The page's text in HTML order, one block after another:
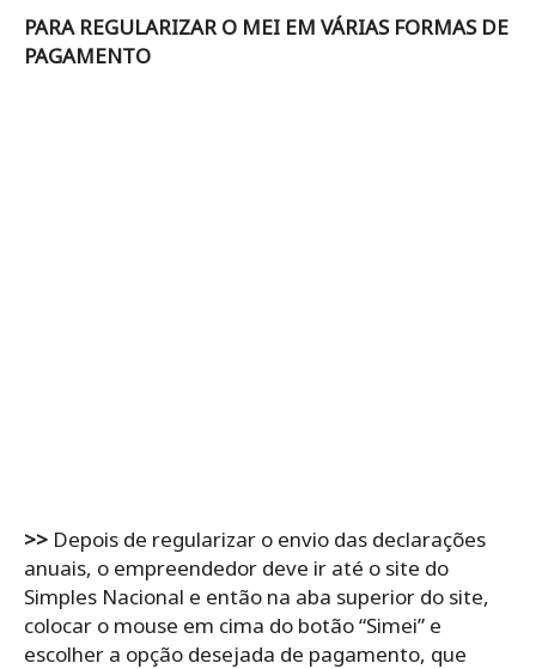
PARA REGULARIZAR O MEI EM VÁRIAS FORMAS DE
PAGAMENTO
>> Depois de regularizar o envio das declarações
anuais, o empreendedor deve ir até o site do
Simples Nacional e então na aba superior do site,
colocar o mouse em cima do botão “Simei” e
escolher a opção desejada de pagamento, que